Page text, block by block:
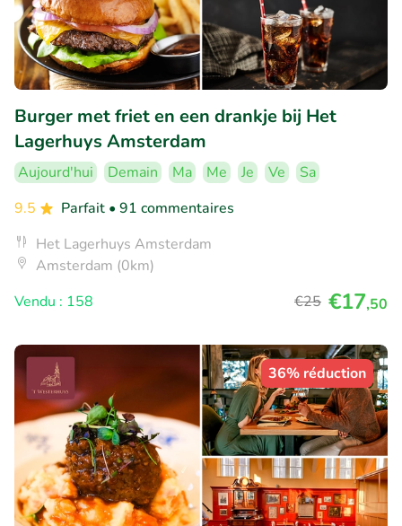
Burger met friet en een drankje bij Het
Lagerhuys Amsterdam
Aujourd'hui Demain Ma Me Je Ve
Sa
9.5
Parfait • 91 commentaires
Het Lagerhuys Amsterdam
Amsterdam (0km)
Vendu : 158
€25 €17,50
36% réduction